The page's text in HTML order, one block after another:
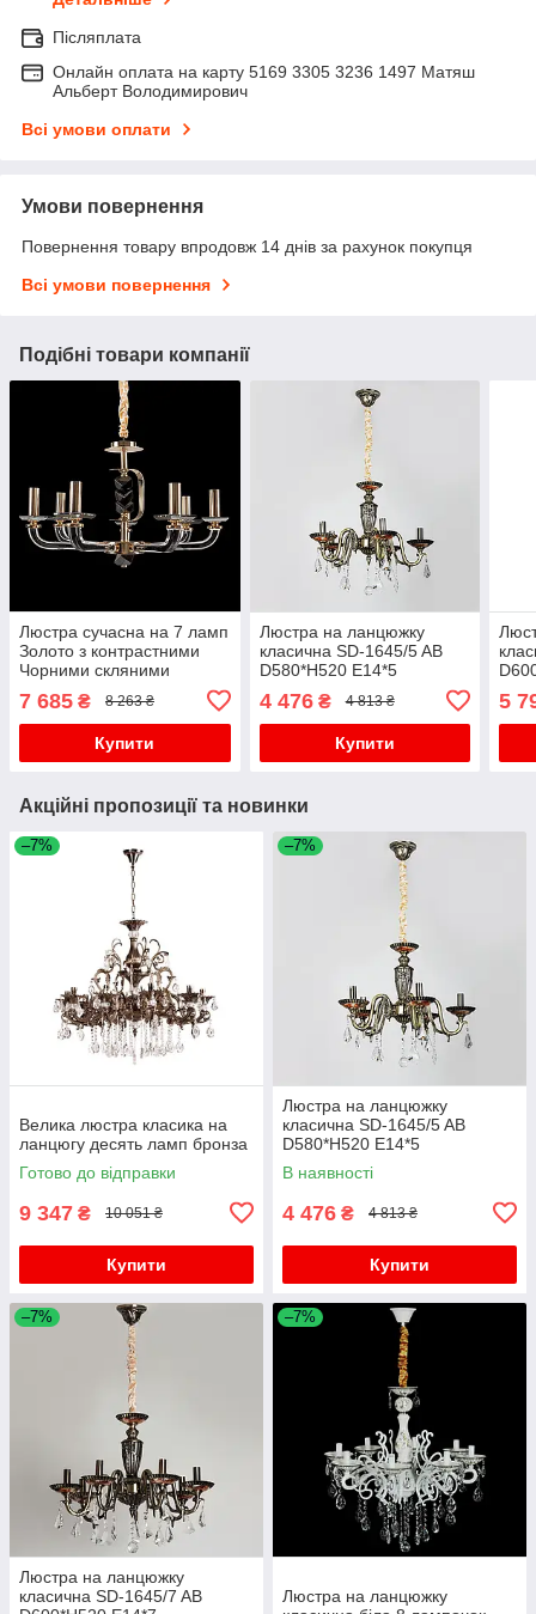
Післяплата
Онлайн оплата на карту 5169 3305 3236 1497 Матяш
Альберт Володимирович
Всі умови оплати
Умови повернення
Повернення товару впродовж 14 днів за рахунок покупця
Всі умови повернення
Подібні товари компанії
Люстра сучасна на 7 ламп
Золото з контрастними
Чорними скляними
ріжками та кришталем E14
D620хH400мм
7 685 ₴ 8 263 ₴
Купити
Люстра на ланцюжку
класична SD-1645/5 AB
D580*H520 E14*5
4 476₴ 4 813 ₴
Купити
5
Акційні пропозиції та новинки
–7%
Велика люстра класика на
ланцюгу десять ламп бронза
Готово до відправки
9 347 ₴ 10 051 ₴
Купити
–7%
Люстра на ланцюжку
класична SD-1645/5 AB
D580*H520 E14*5
В наявності
4 476 ₴ 4 813 ₴
Купити
–7%
Люстра на ланцюжку
класична SD-1645/7 AB
–7%
Люстра на ланцюжку